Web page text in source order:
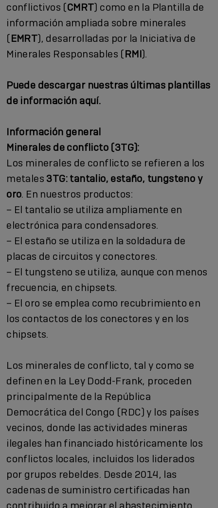
conflictivos (CMRT) como en la Plantilla de
información ampliada sobre minerales
(EMRT), desarrolladas por la Iniciativa de
Minerales Responsables (RMI).
Puede descargar nuestras últimas plantillas
de información aquí.
Información general
Minerales de conflicto (3TG):
Los minerales de conflicto se refieren a los
metales 3TG: tantalio, estaño, tungsteno y
oro. En nuestros productos:
– El tantalio se utiliza ampliamente en
electrónica para condensadores.
– El estaño se utiliza en la soldadura de
placas de circuitos y conectores.
– El tungsteno se utiliza, aunque con menos
frecuencia, en chipsets.
– El oro se emplea como recubrimiento en
los contactos de los conectores y en los
chipsets.
Los minerales de conflicto, tal y como se
definen en la Ley Dodd-Frank, proceden
principalmente de la República
Democrática del Congo (RDC) y los países
vecinos, donde las actividades mineras
ilegales han financiado históricamente los
conflictos locales, incluidos los liderados
por grupos rebeldes. Desde 2014, las
cadenas de suministro certificadas han
contribuido a mejorar el abastecimiento